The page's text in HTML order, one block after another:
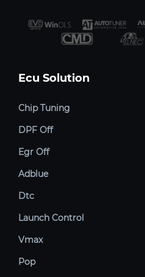
Ecu Solution
Chip Tuning
DPF Off
Egr Off
Adblue
Dtc
Launch Control
Vmax
Pop